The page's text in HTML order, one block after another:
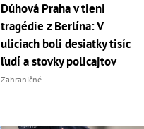
Dúhová Praha v tieni
tragédie z Berlína: V
uliciach boli desiatky tisíc
ľudí a stovky policajtov
Zahraničné